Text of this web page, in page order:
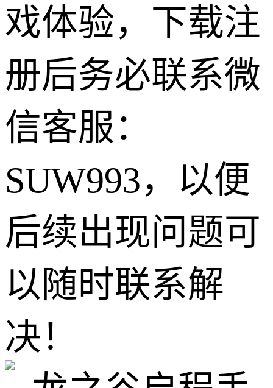
戏体验，下载注
册后务必联系微
信客服：
SUW993，以便
后续出现问题可
以随时联系解
决！